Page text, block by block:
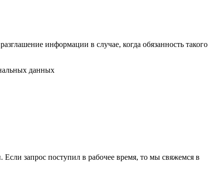
информации в случае, когда обязанность такого
данных
запрос поступил в рабочее время, то мы свяжемся в